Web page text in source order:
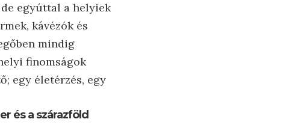
egyúttal a helyiek
kávézók és
mindig
finomságok
egy életérzés, egy
és a szárazföld